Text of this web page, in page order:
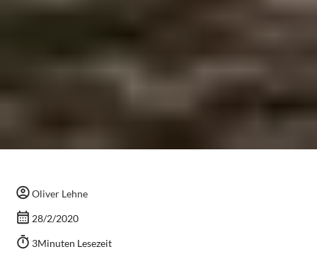
Oliver Lehne
28/2/2020
3Minuten Lesezeit